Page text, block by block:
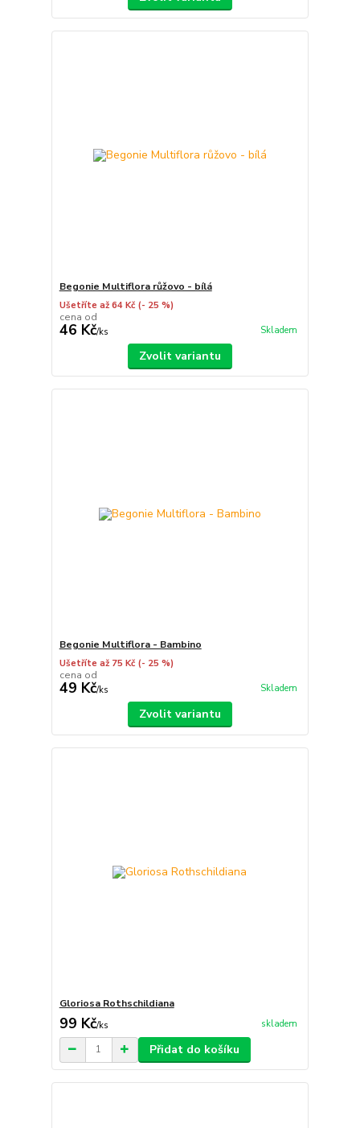
Begonie Multiflora růžovo - bílá
Ušetříte až 64 Kč (- 25 %)
cena od
46 Kč/ks Skladem
Zvolit variantu
Begonie Multiflora - Bambino
Ušetříte až 75 Kč (- 25 %)
cena od
49 Kč/ks Skladem
Zvolit variantu
Gloriosa Rothschildiana
99 Kč/ks skladem
Přidat do košíku